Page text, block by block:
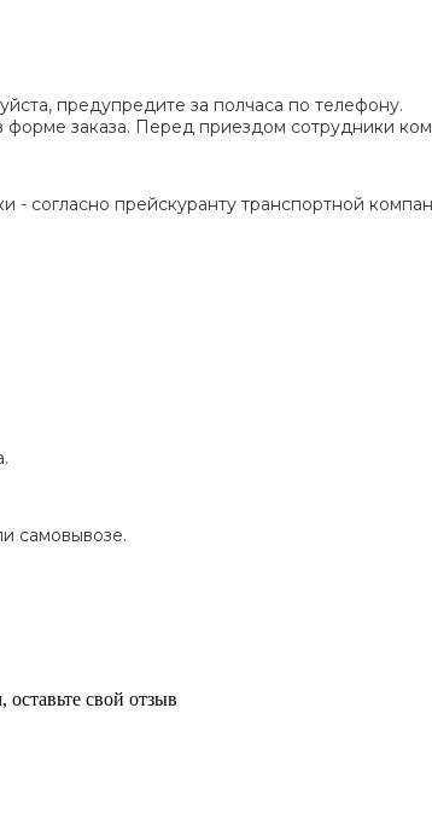
предупредите за полчаса по телефону.
форме заказа. Перед приездом сотрудники
- согласно прейскуранту транспортной
самовывозе.
свой отзыв